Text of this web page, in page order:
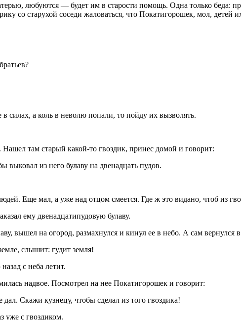
любуются — будет им в старости помощь. Одна только беда:
со старухой соседи жаловаться, что Покатигорошек, мол, детей
силах, а коль в неволю попали, то пойду их вызволять.
там старый какой-то гвоздик, принес домой и говорит:
выковал из него булаву на двенадцать пудов.
Еще мал, а уже над отцом смеется. Где ж это видано, чтоб из
ему двенадцатипудовую булаву.
вышел на огород, размахнулся и кинул ее в небо. А сам вернулся в
слышит: гудит земля!
с неба летит.
надвое. Посмотрел на нее Покатигорошек и говорит:
Скажи кузнецу, чтобы сделал из того гвоздика!
уже с гвоздиком.